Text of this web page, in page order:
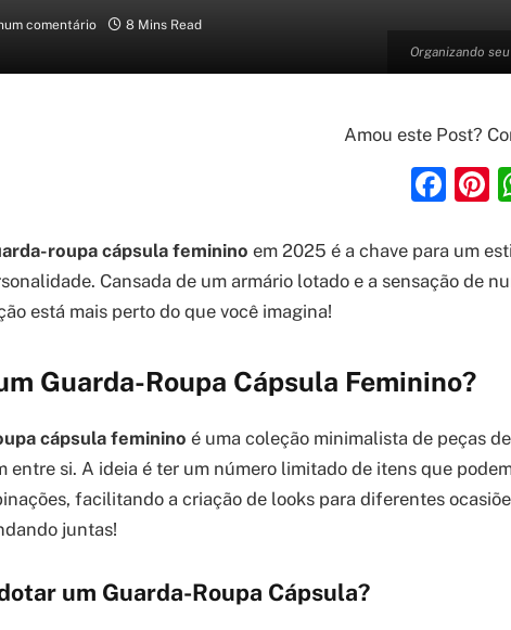
Organizando
comentário 8 Mins Read
Amou este Post?
roupa cápsula feminino em 2025 é a chave para um
Cansada de um armário lotado e a sensação de
está mais perto do que você imagina!
Guarda-Roupa Cápsula Feminino?
cápsula feminino é uma coleção minimalista de peças
entre si. A ideia é ter um número limitado de itens que
facilitando a criação de looks para diferentes
juntas!
um Guarda-Roupa Cápsula?